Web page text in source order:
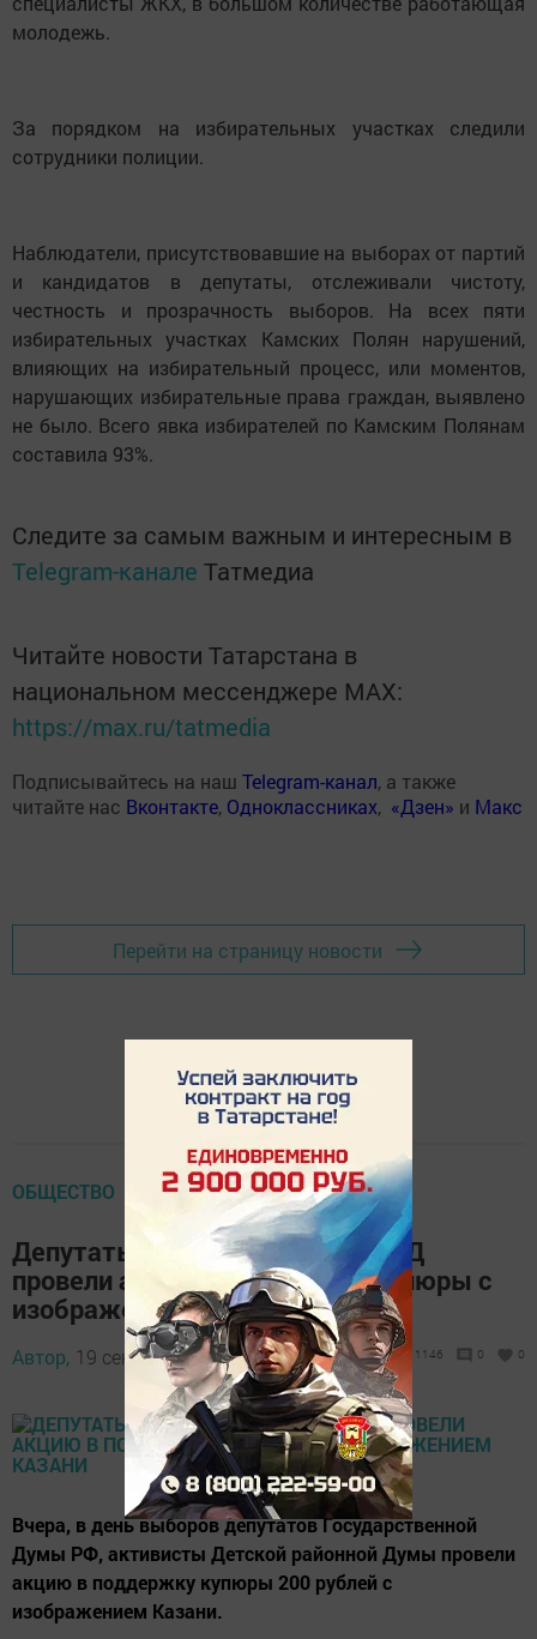
молодежь.
За порядком на избирательных участках следили
сотрудники полиции.
Наблюдатели, присутствовавшие на выборах от партий
и кандидатов в депутаты, отслеживали чистоту,
честность и прозрачность выборов. На всех пяти
избирательных участках Камских Полян нарушений,
влияющих на избирательный процесс, или моментов,
нарушающих избирательные права граждан, выявлено
не было. Всего явка избирателей по Камским Полянам
составила 93%.
Следите за самым важным и интересным в
Telegram-канале Татмедиа
Читайте новости Татарстана в
национальном мессенджере MАХ:
https://max.ru/tatmedia
Подписывайтесь на наш Telegram-канал, а также
читайте нас Вконтакте, Одноклассниках, «Дзен» и Макс
Перейти на страницу новости
ОБЩЕСТВО
Депутаты Камскополянской ДРД
провели акцию в поддержку купюры с
изображением Казани
Автор, 19 сентября 2016 - 05:11 1146 0 0
Вчера, в день выборов депутатов Государственной
Думы РФ, активисты Детской районной Думы провели
акцию в поддержку купюры 200 рублей с
изображением Казани.